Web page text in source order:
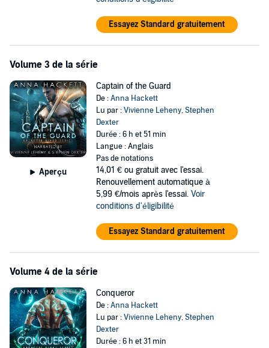
Essayez Standard gratuitement
Volume 3 de la série
Aperçu
Captain of the Guard
De :Anna Hackett
Lu par :Vivienne Leheny,Stephen
Dexter
Durée : 6 h et 51 min
Langue : Anglais
Pas de notations
14,01 € ou gratuit avec l'essai.
Renouvellement automatique à
5,99 €/mois après l'essai. Voir
conditions d'éligibilité
Essayez Standard gratuitement
Volume 4 de la série
Conqueror
De :Anna Hackett
Lu par :Vivienne Leheny,Stephen
Dexter
Durée : 6 h et 31 min